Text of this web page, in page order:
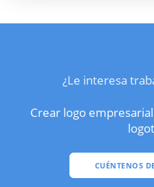
¿Le interesa
Crear logo
CUÉNTENOS